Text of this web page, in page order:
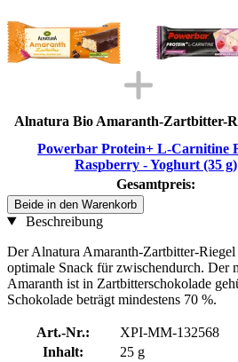
Alnatura Bio Amaranth-Zartbitter-
Powerbar Protein+ L-Carnitine
Raspberry - Yoghurt (35 g)
Gesamtpreis:
Beide in den Warenkorb
Beschreibung
Der Alnatura Amaranth-Zartbitter-
optimale Snack für zwischendurch. Der
Amaranth ist in Zartbitterschokolade
Schokolade beträgt mindestens 70 %.
Art.-Nr.:
XPI-MM-132568
Inhalt:
25 g